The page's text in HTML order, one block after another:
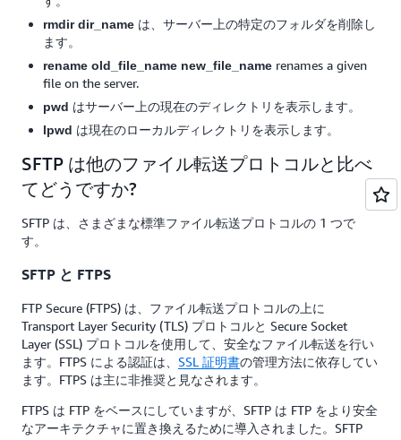
rmdir dir_name は、サーバー上の特定のフォルダを削除し
ます。
rename old_file_name new_file_name renames a given
file on the server.
pwd はサーバー上の現在のディレクトリを表示します。
lpwd は現在のローカルディレクトリを表示します。
SFTP は他のファイル転送プロトコルと比べ
てどうですか?
SFTP は、さまざまな標準ファイル転送プロトコルの 1 つで
す。
SFTP と FTPS
FTP Secure (FTPS) は、ファイル転送プロトコルの上に
Transport Layer Security (TLS) プロトコルと Secure Socket
Layer (SSL) プロトコルを使用して、安全なファイル転送を行い
ます。FTPS による認証は、 SSL 証明書の管理方法に依存してい
ます。FTPS は主に非推奨と見なされます。
FTPS は FTP をベースにしていますが、SFTP は FTP をより安全
なアーキテクチャに置き換えるために導入されました。SFTP